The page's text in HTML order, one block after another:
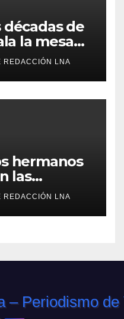
décadas de
la mesa
del
REDACCIÓN LNA
hermanos
las
la
con
REDACCIÓN LNA